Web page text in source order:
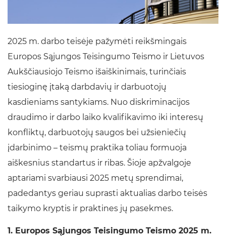
2025 m. darbo teisėje pažymėti reikšmingais
Europos Sąjungos Teisingumo Teismo ir Lietuvos
Aukščiausiojo Teismo išaiškinimais, turinčiais
tiesioginę įtaką darbdavių ir darbuotojų
kasdieniams santykiams. Nuo diskriminacijos
draudimo ir darbo laiko kvalifikavimo iki interesų
konfliktų, darbuotojų saugos bei užsieniečių
įdarbinimo – teismų praktika toliau formuoja
aiškesnius standartus ir ribas. Šioje apžvalgoje
aptariami svarbiausi 2025 metų sprendimai,
padedantys geriau suprasti aktualias darbo teisės
taikymo kryptis ir praktines jų pasekmes.
1. Europos Sąjungos Teisingumo Teismo 2025 m.